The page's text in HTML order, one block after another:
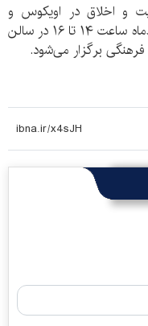
و اخلاق در اویکوس و
پولیس یونان باستان سه‌شنبه ششم اسفندماه ساعت ۱۴ تا ۱۶ در سالن
فرهنگی برگزار می‌شود.